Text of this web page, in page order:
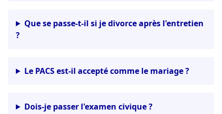
Que se passe-t-il si je divorce après l'entretien
?
Le PACS est-il accepté comme le mariage ?
Dois-je passer l'examen civique ?